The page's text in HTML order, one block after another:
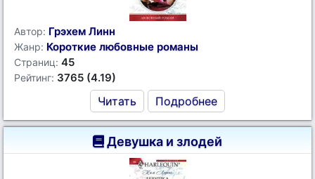
Автор: Грэхем Линн
Жанр: Короткие любовные романы
Страниц: 45
Рейтинг: 3765 (4.19)
Читать Подробнее
Девушка и злодей